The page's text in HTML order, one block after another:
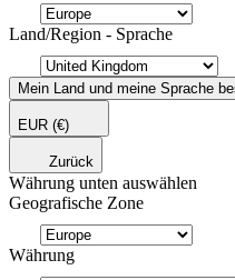
Land/Region - Sprache
Mein Land und meine Sprache
EUR (€)
Zurück
Währung unten auswählen
Geografische Zone
Währung